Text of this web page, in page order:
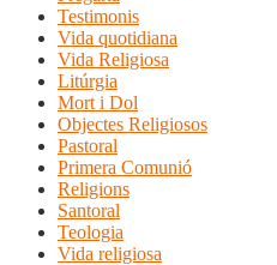
Testimonis
Vida quotidiana
Vida Religiosa
Litúrgia
Mort i Dol
Objectes Religiosos
Pastoral
Primera Comunió
Religions
Santoral
Teologia
Vida religiosa